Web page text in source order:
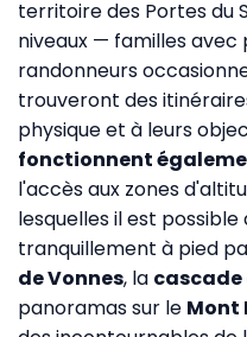
territoire des Portes du
niveaux — familles
randonneurs
trouveront des
physique et à leurs
fonctionnent
l'accès aux zones
lesquelles il est
tranquillement à pied
de Vonnes, la cascade
panoramas sur le Mont